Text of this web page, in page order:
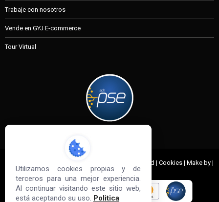
Utilizamos cookies propias y de
terceros para una mejor experiencia.
Al continuar visitando este sitio web,
está aceptando su uso. Politica
Trabaje con nosotros
Vende en GYJ E-commerce
Tour Virtual
© 2022 G&J Empresas de Acero. All Rights Reserved | Cookies | Make by |
Sd3